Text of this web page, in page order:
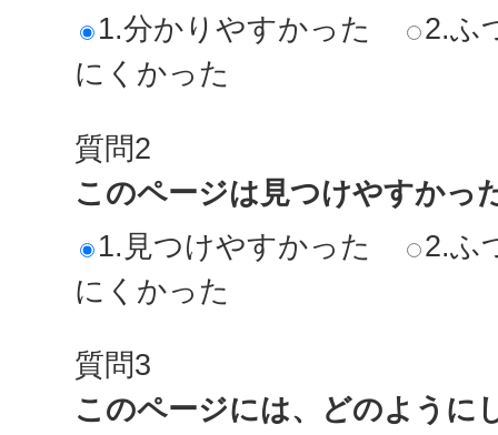
1.分かりやすかった
2.ふ
にくかった
質問2
このページは見つけやすかっ
1.見つけやすかった
2.ふ
にくかった
質問3
このページには、どのように